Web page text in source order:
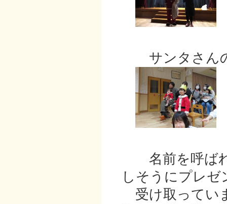
サンタさん
名前を呼ばれ
しそうにプレゼ
受け取ってい